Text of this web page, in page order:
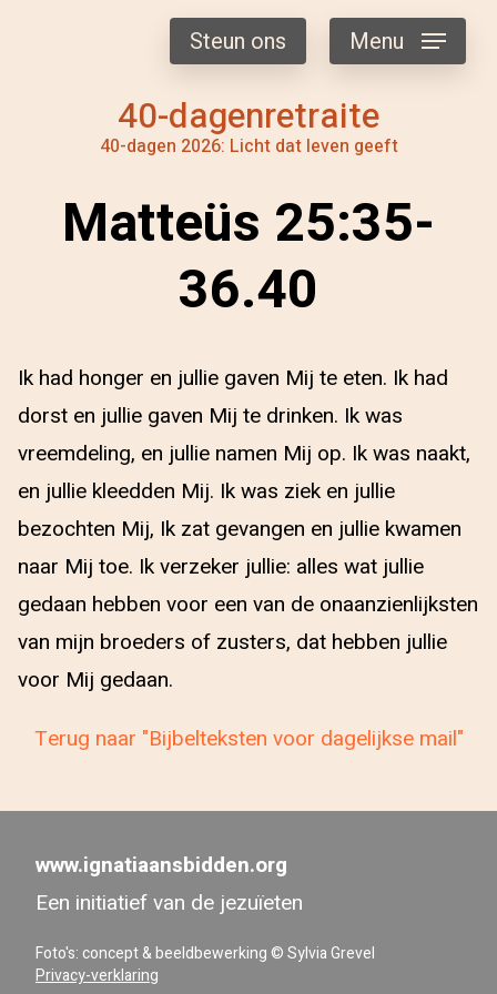
40-dagenretraite
40-dagen 2026: Licht dat leven geeft
Steun ons Menu
Matteüs 25:35-
36.40
Ik had honger en jullie gaven Mij te eten. Ik had
dorst en jullie gaven Mij te drinken. Ik was
vreemdeling, en jullie namen Mij op. Ik was naakt,
en jullie kleedden Mij. Ik was ziek en jullie
bezochten Mij, Ik zat gevangen en jullie kwamen
naar Mij toe. Ik verzeker jullie: alles wat jullie
gedaan hebben voor een van de onaanzienlijksten
van mijn broeders of zusters, dat hebben jullie
voor Mij gedaan.
Terug naar "Bijbelteksten voor dagelijkse mail"
www.ignatiaansbidden.org
Een initiatief van de jezuïeten
Foto's: concept & beeldbewerking © Sylvia Grevel
Privacy-verklaring